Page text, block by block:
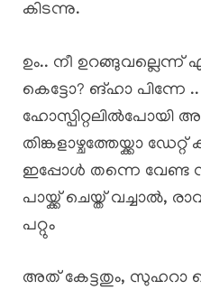
കിടന്നു.
ഉം.. നീ ഉറങ്ങുവല്ലെന്ന്
കെട്ടോ? ങ്ഹാ പിന്നേ
ഹോസ്പിറ്റലിൽപോയി
തിങ്കളാഴ്ചത്തേയ്ക്കാ ഡേറ്റ്
ഇപ്പോൾ തന്നെ
പായ്ക്ക് ചെയ്ത് വച്ചാൽ,
പറ്റും
അത് കേട്ടതും, സുഹറാ